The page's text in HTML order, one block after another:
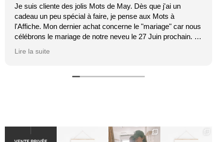
Je suis cliente des jolis Mots de May. Dès que j'ai un
cadeau un peu spécial à faire, je pense aux Mots à
l'Affiche. Mon dernier achat concerne le "mariage" car nous
célébrons le mariage de notre neveu le 27 Juin prochain. Je
Lire la suite